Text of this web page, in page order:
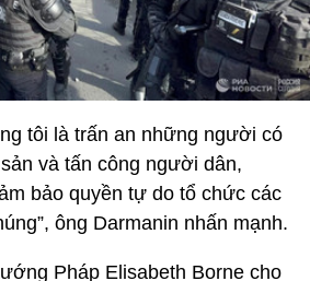
tôi là trấn an những người có
và tấn công người dân,
bảo quyền tự do tổ chức các
ông Darmanin nhấn mạnh.
Pháp Elisabeth Borne cho